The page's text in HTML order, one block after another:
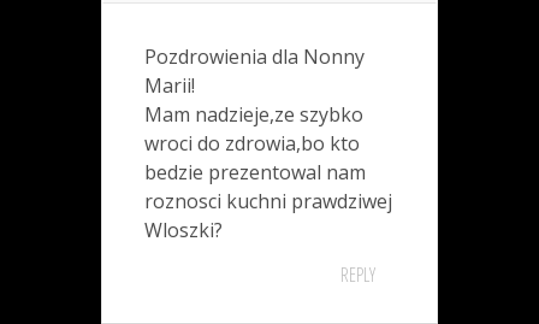
Pozdrowienia dla Nonny
Marii!
Mam nadzieje,ze szybko
wroci do zdrowia,bo kto
bedzie prezentowal nam
roznosci kuchni prawdziwej
Wloszki?
REPLY